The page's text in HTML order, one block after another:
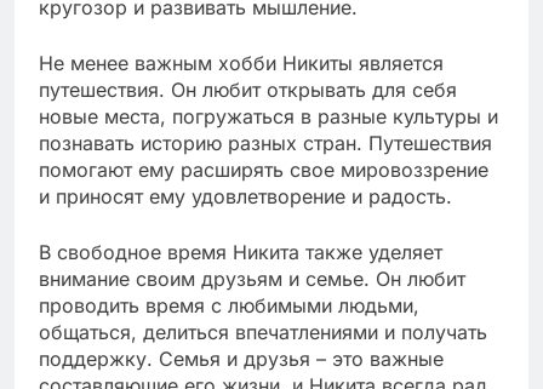
кругозор и развивать мышление.
Не менее важным хобби Никиты является
путешествия. Он любит открывать для себя
новые места, погружаться в разные культуры и
познавать историю разных стран. Путешествия
помогают ему расширять свое мировоззрение
и приносят ему удовлетворение и радость.
В свободное время Никита также уделяет
внимание своим друзьям и семье. Он любит
проводить время с любимыми людьми,
общаться, делиться впечатлениями и получать
поддержку. Семья и друзья – это важные